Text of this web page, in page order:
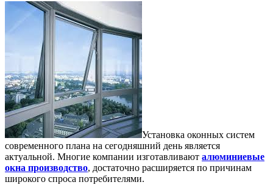
Установка оконных систем
современного плана на сегодняшний день является
актуальной. Многие компании изготавливают алюминиевые
окна производство, достаточно расширяется по причинам
широкого спроса потребителями.